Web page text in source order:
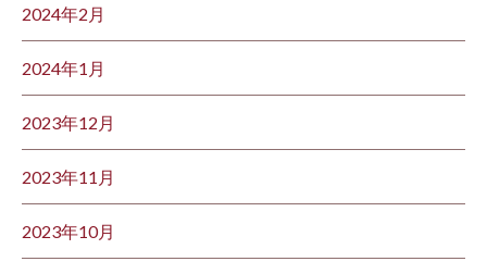
2024年2月
2024年1月
2023年12月
2023年11月
2023年10月